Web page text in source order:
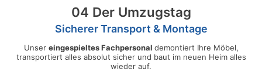
04 Der Umzugstag
Sicherer Transport & Montage
Unser eingespieltes Fachpersonal demontiert Ihre Möbel,
transportiert alles absolut sicher und baut im neuen Heim alles
wieder auf.